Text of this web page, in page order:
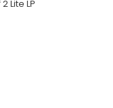
Lite LP